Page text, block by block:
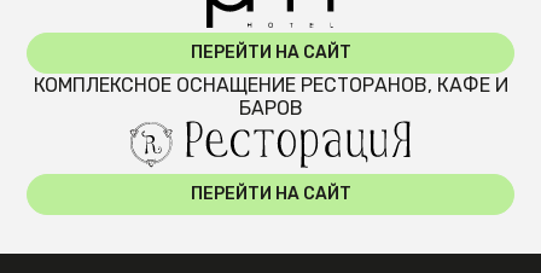
ПЕРЕЙТИ НА САЙТ
КОМПЛЕКСНОЕ ОСНАЩЕНИЕ РЕСТОРАНОВ, КАФЕ И
БАРОВ
ПЕРЕЙТИ НА САЙТ